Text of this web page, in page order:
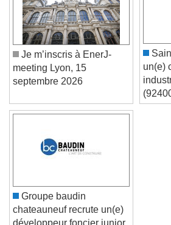
Color Opacity
Font Size
Text Edge Style
End of dialog window.
Je m’inscris à EnerJ-
meeting Lyon, 15
un(e)
Groupe baudin
chateauneuf recrute un(e)